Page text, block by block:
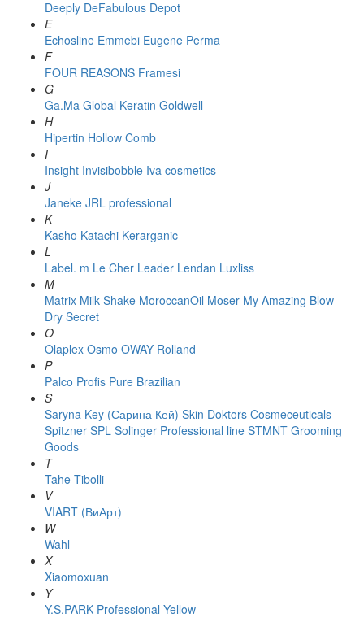
Deeply DeFabulous Depot
E
Echosline Emmebi Eugene Perma
F
FOUR REASONS Framesi
G
Ga.Ma Global Keratin Goldwell
H
Hipertin Hollow Comb
I
Insight Invisibobble Iva cosmetics
J
Janeke JRL professional
K
Kasho Katachi Kerarganic
L
Label. m Le Cher Leader Lendan Luxliss
M
Matrix Milk Shake MoroccanOil Moser My Amazing Blow
Dry Secret
O
Olaplex Osmo OWAY Rolland
P
Palco Profis Pure Brazilian
S
Saryna Key (Сарина Кей) Skin Doktors Cosmeceuticals
Spitzner SPL Solinger Professional line STMNT Grooming
Goods
T
Tahe Tibolli
V
VIART (ВиАрт)
W
Wahl
X
Xiaomoxuan
Y
Y.S.PARK Professional Yellow